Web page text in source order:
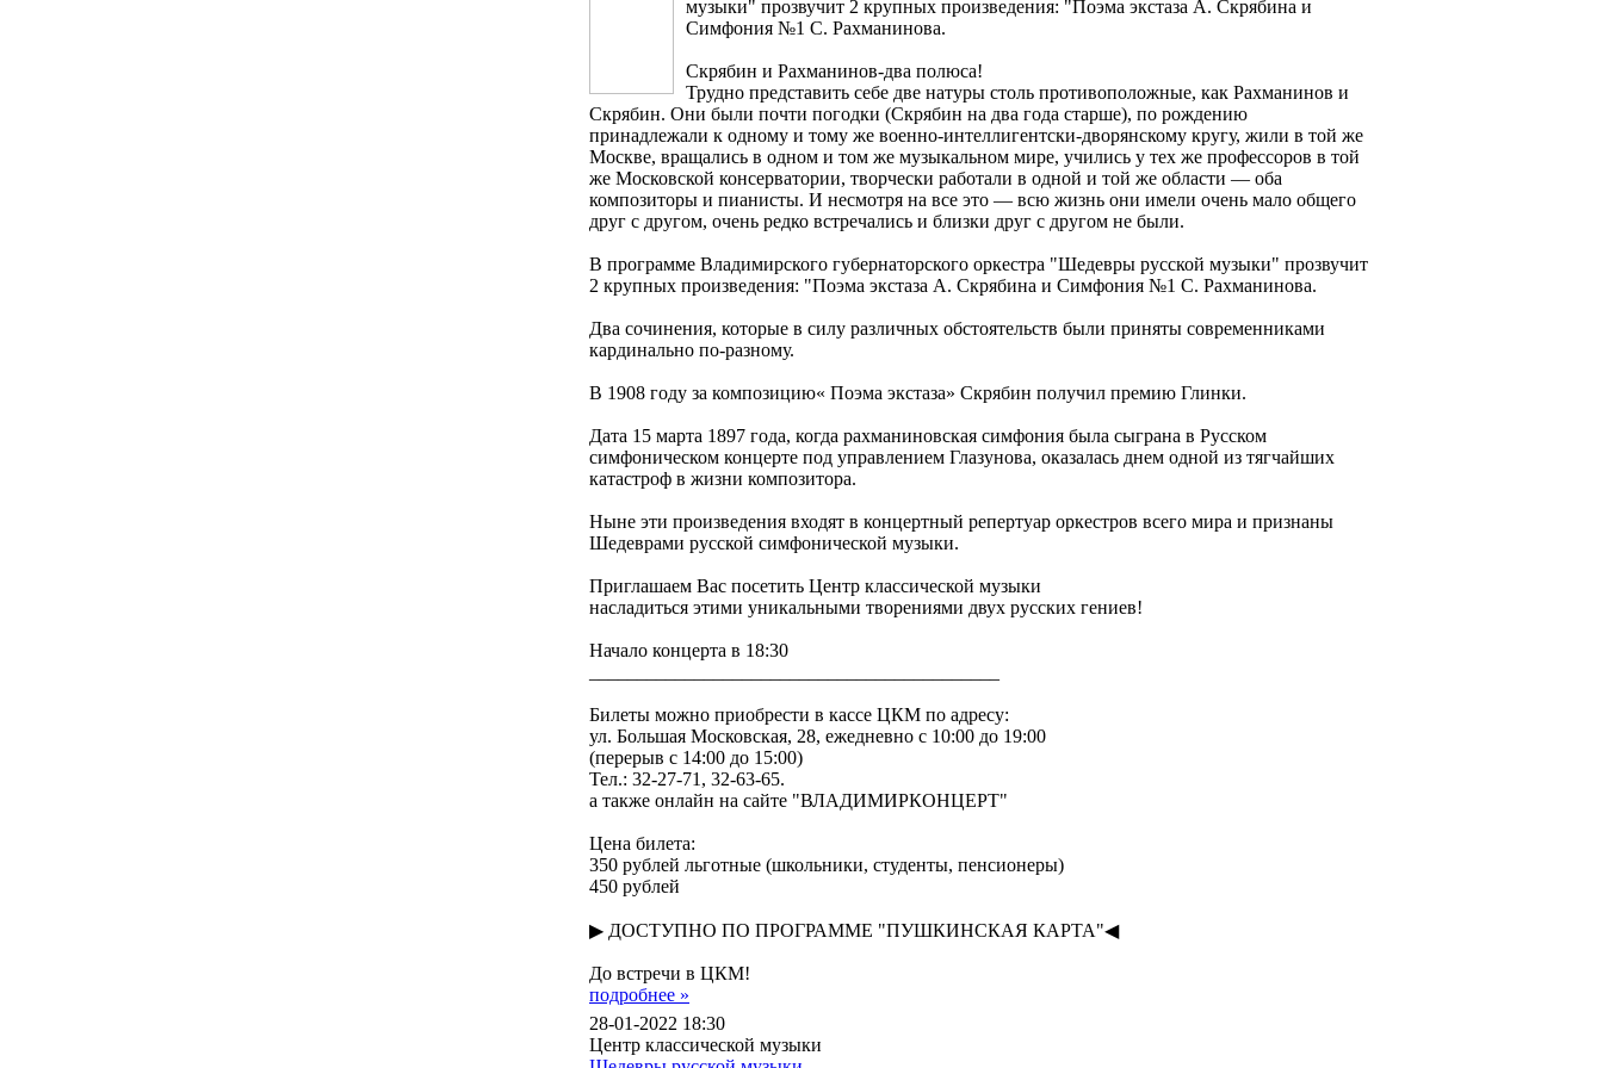
музыки" прозвучит 2 крупных произведения: "Поэма экстаза А. Скрябина и
Симфония №1 С. Рахманинова.
Скрябин и Рахманинов-два полюса!
Трудно представить себе две натуры столь противоположные, как Рахманинов и
Скрябин. Они были почти погодки (Скрябин на два года старше), по рождению
принадлежали к одному и тому же военно-интеллигентски-дворянскому кругу, жили в той же
Москве, вращались в одном и том же музыкальном мире, учились у тех же профессоров в той
же Московской консерватории, творчески работали в одной и той же области — оба
композиторы и пианисты. И несмотря на все это — всю жизнь они имели очень мало общего
друг с другом, очень редко встречались и близки друг с другом не были.
В программе Владимирского губернаторского оркестра "Шедевры русской музыки" прозвучит
2 крупных произведения: "Поэма экстаза А. Скрябина и Симфония №1 С. Рахманинова.
Два сочинения, которые в силу различных обстоятельств были приняты современниками
кардинально по-разному.
В 1908 году за композицию« Поэма экстаза» Скрябин получил премию Глинки.
Дата 15 марта 1897 года, когда рахманиновская симфония была сыграна в Русском
симфоническом концерте под управлением Глазунова, оказалась днем одной из тягчайших
катастроф в жизни композитора.
Ныне эти произведения входят в концертный репертуар оркестров всего мира и признаны
Шедеврами русской симфонической музыки.
Приглашаем Вас посетить Центр классической музыки
насладиться этими уникальными творениями двух русских гениев!
Начало концерта в 18:30
Билеты можно приобрести в кассе ЦКМ по адресу:
ул. Большая Московская, 28, ежедневно с 10:00 до 19:00
(перерыв с 14:00 до 15:00)
Тел.: 32-27-71, 32-63-65.
а также онлайн на сайте "ВЛАДИМИРКОНЦЕРТ"
Цена билета:
350 рублей льготные (школьники, студенты, пенсионеры)
450 рублей
▶ ДОСТУПНО ПО ПРОГРАММЕ "ПУШКИНСКАЯ КАРТА"◀
До встречи в ЦКМ!
подробнее »
28-01-2022 18:30
Центр классической музыки